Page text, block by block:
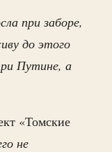
при заборе,
до этого
Путине, а
«Томские
не